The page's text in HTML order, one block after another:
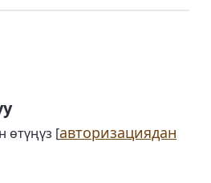
өтүңүз [авторизациядан